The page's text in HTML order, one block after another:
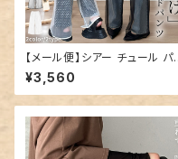
【メール便】シアー チュール パ
ツ レディース ワイド レイヤード
パンツ／pants708
¥3,560